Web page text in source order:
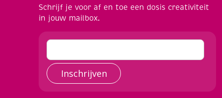
Schrijf je voor af en toe een dosis creativiteit
in jouw mailbox.
Inschrijven